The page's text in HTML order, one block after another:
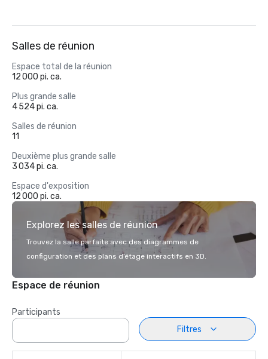
Salles de réunion
Espace total de la réunion
12 000 pi. ca.
Plus grande salle
4 524 pi. ca.
Salles de réunion
11
Deuxième plus grande salle
3 034 pi. ca.
Espace d'exposition
12 000 pi. ca.
Explorez les salles de réunion
Trouvez la salle parfaite avec des diagrammes de
configuration et des plans d’étage interactifs en 3D.
Espace de réunion
Participants
Filtres